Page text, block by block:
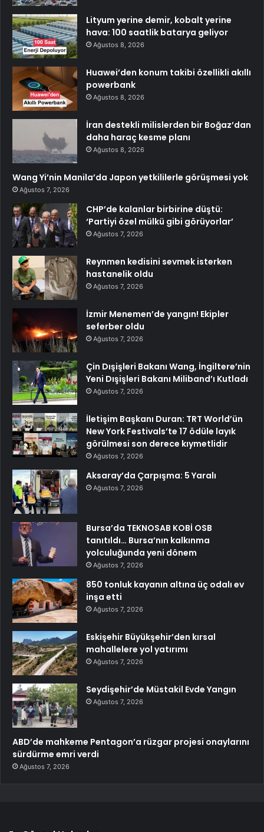
Lityum yerine demir, kobalt yerine
hava: 100 saatlik batarya geliyor
Ağustos 8, 2026
Huawei’den konum takibi özellikli akıllı
powerbank
Ağustos 8, 2026
İran destekli milislerden bir Boğaz’dan
daha haraç kesme planı
Ağustos 8, 2026
Wang Yi’nin Manila’da Japon yetkililerle görüşmesi yok
Ağustos 7, 2026
CHP’de kalanlar birbirine düştü:
‘Partiyi özel mülkü gibi görüyorlar’
Ağustos 7, 2026
Reynmen kedisini sevmek isterken
hastanelik oldu
Ağustos 7, 2026
İzmir Menemen’de yangın! Ekipler
seferber oldu
Ağustos 7, 2026
Çin Dışişleri Bakanı Wang, İngiltere’nin
Yeni Dışişleri Bakanı Miliband’ı Kutladı
Ağustos 7, 2026
İletişim Başkanı Duran: TRT World’ün
New York Festivals’te 17 ödüle layık
görülmesi son derece kıymetlidir
Ağustos 7, 2026
Aksaray’da Çarpışma: 5 Yaralı
Ağustos 7, 2026
Bursa’da TEKNOSAB KOBİ OSB
tanıtıldı… Bursa’nın kalkınma
yolculuğunda yeni dönem
Ağustos 7, 2026
850 tonluk kayanın altına üç odalı ev
inşa etti
Ağustos 7, 2026
Eskişehir Büyükşehir’den kırsal
mahallelere yol yatırımı
Ağustos 7, 2026
Seydişehir’de Müstakil Evde Yangın
Ağustos 7, 2026
ABD’de mahkeme Pentagon’a rüzgar projesi onaylarını
sürdürme emri verdi
Ağustos 7, 2026